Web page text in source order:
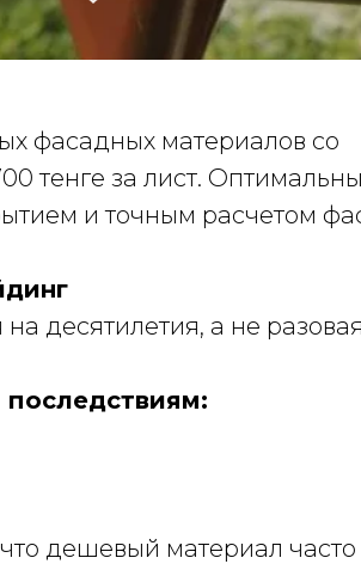
фасадных материалов со
тенге за лист.
и точным расчетом
десятилетия, а не
дешевый материал часто